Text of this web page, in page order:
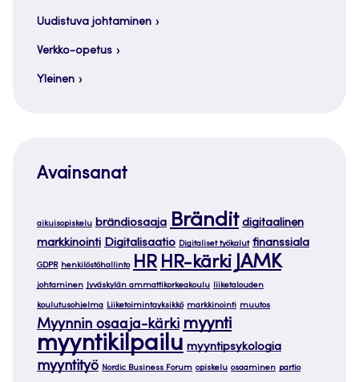
Uudistuva johtaminen
Verkko-opetus
Yleinen
Avainsanat
aikuisopiskelu brändiosaaja Brändit digitaalinen
markkinointi Digitalisaatio Digitaliset työkalut finanssiala
GDPR henkilöstöhallinto HR HR-kärki JAMK
johtaminen Jyväskylän ammattikorkeakoulu liiketalouden
koulutusohjelma Liiketoimintayksikkö markkinointi muutos
Myynnin osaaja-kärki myynti
myyntikilpailu myyntipsykologia
myyntityö Nordic Business Forum opiskelu osaaminen partio